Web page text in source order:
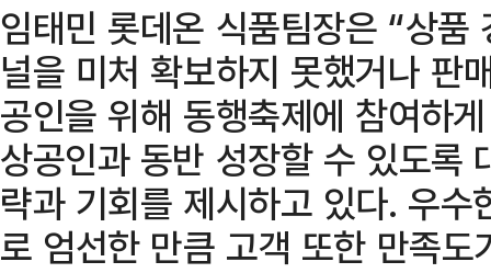
임태민 롯데온 식품팀장은 “상
널을 미처 확보하지 못했거나 판
공인을 위해 동행축제에 참여하
상공인과 동반 성장할 수 있도록
략과 기회를 제시하고 있다. 우
로 엄선한 만큼 고객 또한 만족